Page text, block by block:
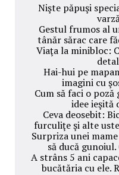
Nişte păpuşi
Gestul frumos al
tânăr sărac care
Viaţa la minibloc:
Hai-hui pe
imagini cu
Cum să faci o
idee ieşită
Ceva deosebit:
furculiţe şi alte
Surpriza unei
să ducă
A strâns 5 ani
bucătăria cu ele.